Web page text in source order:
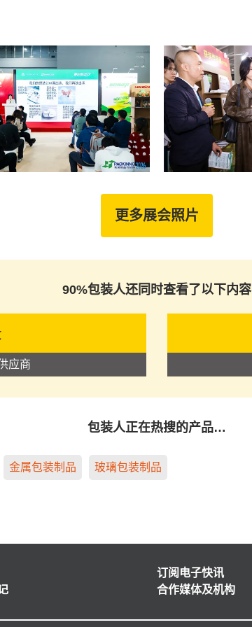
更多展会照片
90%包装人还同时查看了以下内容
应商
包装人正在热搜的产品…
金属包装制品 玻璃包装制品
订阅电子快讯
合作媒体及机构